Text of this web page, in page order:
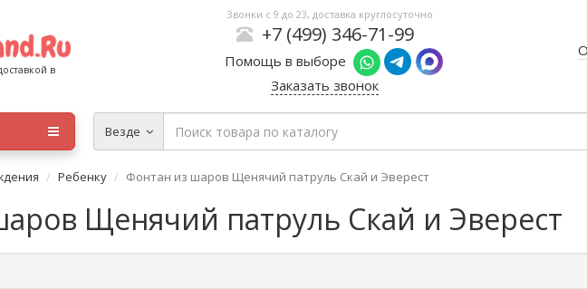
в
Звонки с 9 до 23, доставка круглосуточно
+7 (499) 346-71-99
Помощь в выборе
Заказать звонок
Везде
Ребенку Фонтан из шаров Щенячий патруль Скай и Эверест
Щенячий патруль Скай и Эверест